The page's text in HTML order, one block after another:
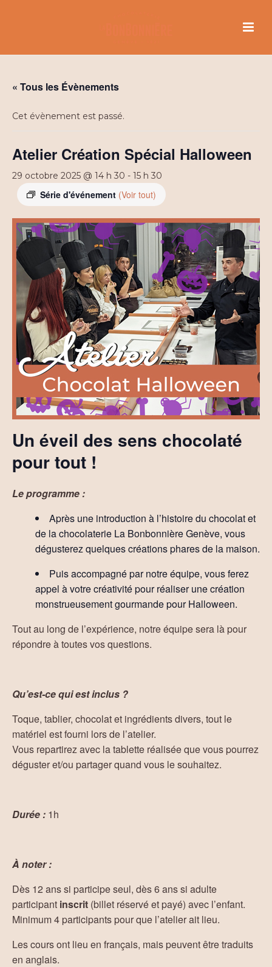
« Tous les Évènements
Cet évènement est passé.
Atelier Création Spécial Halloween
29 octobre 2025 @ 14 h 30 - 15 h 30
Série d'événement (Voir tout)
Un éveil des sens chocolaté
pour tout !
Le programme :
Après une introduction à l’histoire du chocolat et
de la chocolaterie La Bonbonnière Genève, vous
dégusterez quelques créations phares de la maison.
Puis accompagné par notre équipe, vous ferez
appel à votre créativité pour réaliser une création
monstrueusement gourmande pour Halloween.
Tout au long de l’expérience, notre équipe sera là pour
répondre à toutes vos questions.
Qu’est-ce qui est inclus ?
Toque, tablier, chocolat et ingrédients divers, tout le
matériel est fourni lors de l’atelier.
Vous repartirez avec la tablette réalisée que vous pourrez
déguster et/ou partager quand vous le souhaitez.
Durée : 1h
À noter :
Dès 12 ans si participe seul, dès 6 ans si adulte
participant inscrit (billet réservé et payé) avec l’enfant.
Minimum 4 participants pour que l’atelier ait lieu.
Les cours ont lieu en français, mais peuvent être traduits
en anglais.